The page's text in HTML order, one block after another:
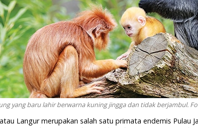
yang baru lahir berwarna kuning jingga dan tidak berjambul.
Langur merupakan salah satu primata endemis Pulau